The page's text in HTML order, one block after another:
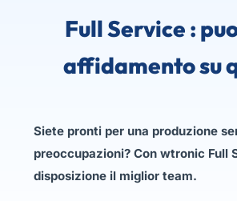
Full Service :
affidamento su
Siete pronti per una produzione
preoccupazioni? Con wtronic Full
disposizione il miglior team.